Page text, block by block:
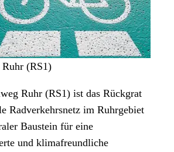
(RS1)
Ruhr (RS1) ist das Rückgrat
Radverkehrsnetz im Ruhrgebiet
Baustein für eine
und klimafreundliche